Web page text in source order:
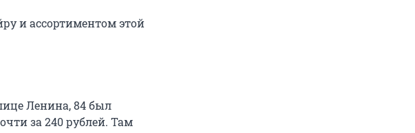
и ассортиментом этой
Ленина, 84 был
за 240 рублей. Там